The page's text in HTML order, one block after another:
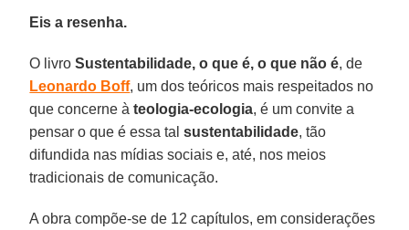
Eis a resenha.
O livroSustentabilidade, o que é, o que não é, de
Leonardo Boff, um dos teóricos mais respeitados no
que concerne àteologia-ecologia, é um convite a
pensar o que é essa talsustentabilidade, tão
difundida nas mídias sociais e, até, nos meios
tradicionais de comunicação.
A obra compõe-se de 12 capítulos, em considerações